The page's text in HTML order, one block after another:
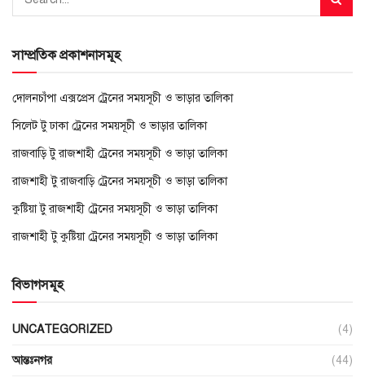
সাম্প্রতিক প্রকাশনাসমূহ
দোলনচাঁপা এক্সপ্রেস ট্রেনের সময়সূচী ও ভাড়ার তালিকা
সিলেট টু ঢাকা ট্রেনের সময়সূচী ও ভাড়ার তালিকা
রাজবাড়ি টু রাজশাহী ট্রেনের সময়সূচী ও ভাড়া তালিকা
রাজশাহী টু রাজবাড়ি ট্রেনের সময়সূচী ও ভাড়া তালিকা
কুষ্টিয়া টু রাজশাহী ট্রেনের সময়সূচী ও ভাড়া তালিকা
রাজশাহী টু কুষ্টিয়া ট্রেনের সময়সূচী ও ভাড়া তালিকা
বিভাগসমূহ
UNCATEGORIZED (4)
আন্তঃনগর (44)